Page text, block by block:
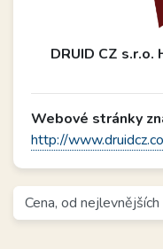
DRUID CZ
Webové stránky
http://